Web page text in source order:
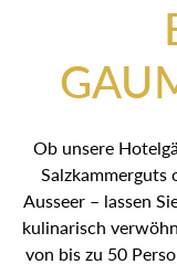
Ob unsere
Salzkammerguts
Ausseer – lassen
kulinarisch
von bis zu 50